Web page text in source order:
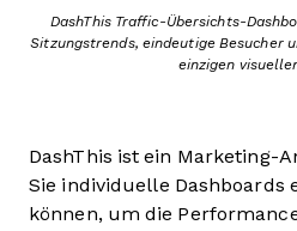
DashThis Traffic-Übersichts-
Sitzungstrends, eindeutige Besucher
einzigen
DashThis ist ein Marketing-
Sie individuelle Dashboards
können, um die